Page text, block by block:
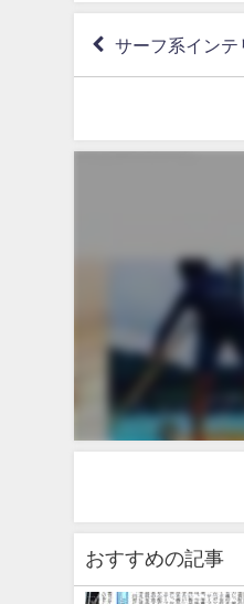
サーフ系イン
おすすめの記事